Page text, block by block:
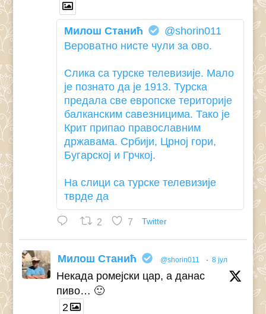
Милош Станић
@shorin011
Вероватно нисте чули за ово.
Слика са турске телевизије. Мало
је познато да је 1913. Турска
предала све европске територије
балканским савезницима. Тако је
Крит припао православним
државама. Србији, Црној гори,
Бугарској и Грчкој.
На слици са турске телевизије
тврде да
2 7 Twitter
Милош Станић @shorin011 · 8 јул
Некада ромејски цар, а данас
пиво… 🙂
2